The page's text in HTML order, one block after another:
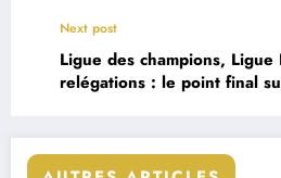
Next post
Ligue des champions, Ligue
relégations : le point final